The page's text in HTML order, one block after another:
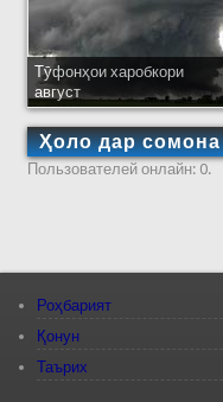
Тӯфонҳои харобкори
август
Ҳоло дар сомона
Пользователей онлайн: 0.
Роҳбарият
Қонун
Таърих